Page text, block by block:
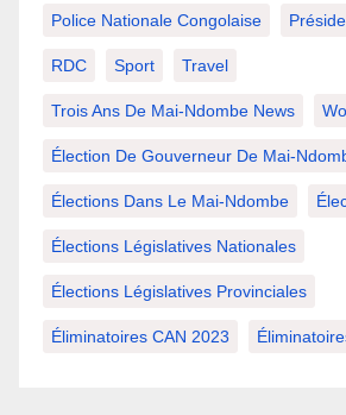
Police Nationale Congolaise
RDC Sport Travel
Trois Ans De Mai-Ndombe News
Élection De Gouverneur De Mai-
Élections Dans Le Mai-Ndombe
Élections Législatives Nationales
Élections Législatives Provinciales
Éliminatoires CAN 2023